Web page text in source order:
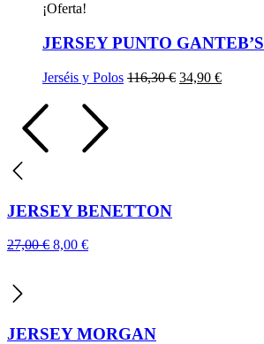
83,00 €.25,00 €.
¡Oferta!
JERSEY PUNTO GANTEB’S
Jerséis y Polos 116,30€ El
34,90 €El
JERSEY BENETTON
27,00€ El
8,00 €El
JERSEY MORGAN